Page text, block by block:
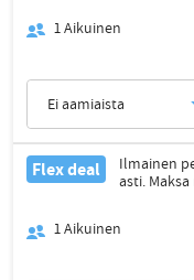
1Aikuinen
Ei aamiaista
Flex deal
Ilmainen
asti.
1Aikuinen